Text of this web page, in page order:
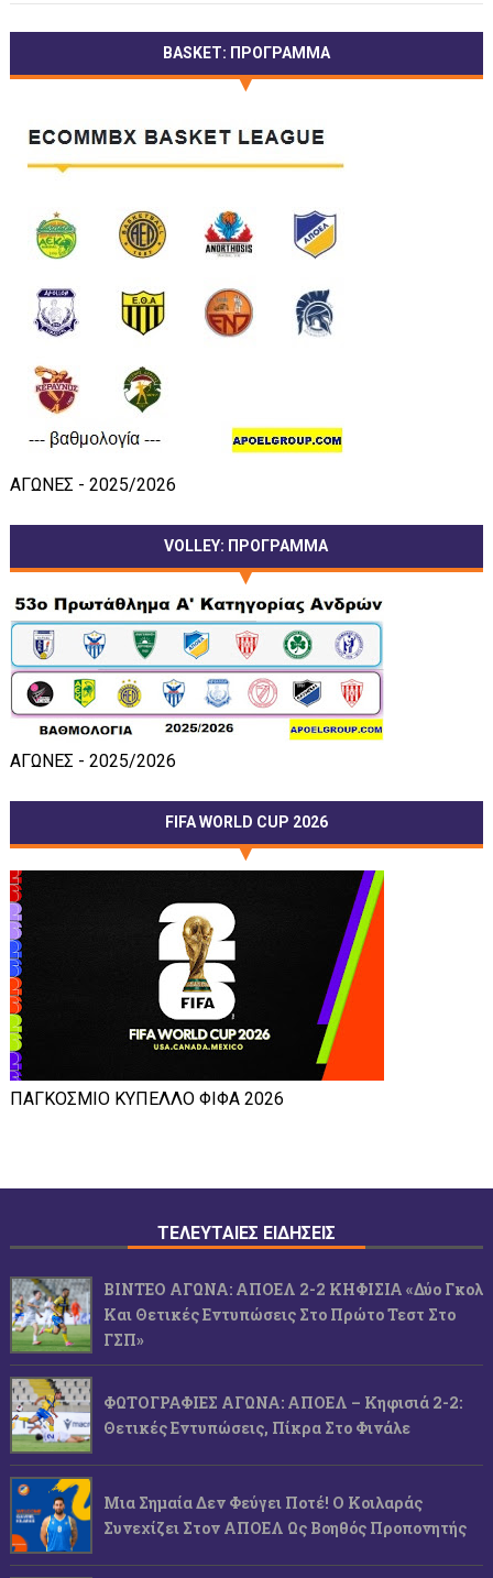
BASKET: ΠΡΟΓΡΑΜΜΑ
ΑΓΩΝΕΣ - 2025/2026
VOLLEY: ΠΡΟΓΡΑΜΜΑ
ΑΓΩΝΕΣ - 2025/2026
FIFA WORLD CUP 2026
ΠΑΓΚΟΣΜΙΟ ΚΥΠΕΛΛΟ ΦΙΦΑ 2026
ΤΕΛΕΥΤΑΙΕΣ ΕΙΔΗΣΕΙΣ
ΒΙΝΤΕΟ ΑΓΩΝΑ: ΑΠΟΕΛ 2-2 ΚΗΦΙΣΙΑ «Δύο Γκολ
Και Θετικές Εντυπώσεις Στο Πρώτο Τεστ Στο
ΓΣΠ»
ΦΩΤΟΓΡΑΦΙΕΣ ΑΓΩΝΑ: ΑΠΟΕΛ – Κηφισιά 2-2:
Θετικές Εντυπώσεις, Πίκρα Στο Φινάλε
Μια Σημαία Δεν Φεύγει Ποτέ! Ο Κοιλαράς
Συνεχίζει Στον ΑΠΟΕΛ Ως Βοηθός Προπονητής